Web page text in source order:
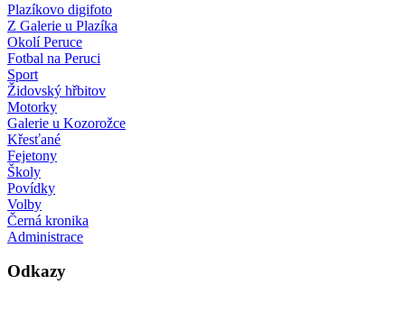
Plazíkovo digifoto
Z Galerie u Plazíka
Okolí Peruce
Fotbal na Peruci
Sport
Židovský hřbitov
Motorky
Galerie u Kozorožce
Křesťané
Fejetony
Školy
Povídky
Volby
Černá kronika
Administrace
Odkazy